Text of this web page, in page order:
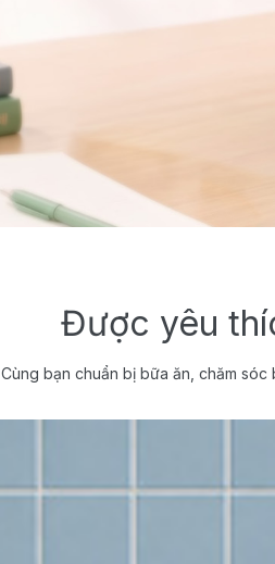
Được yêu
Cùng bạn chuẩn bị bữa ăn, chăm